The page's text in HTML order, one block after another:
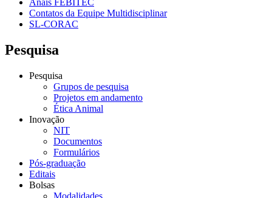
Contatos da Equipe Multidisciplinar
SL-CORAC
Pesquisa
Pesquisa
Grupos de pesquisa
Projetos em andamento
Ética Animal
Inovação
NIT
Documentos
Formulários
Pós-graduação
Editais
Bolsas
Modalidades